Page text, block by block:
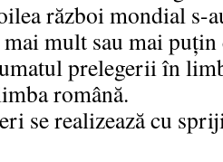
război mondial s-
mult sau mai puţin
prelegerii în
română.
se realizează cu